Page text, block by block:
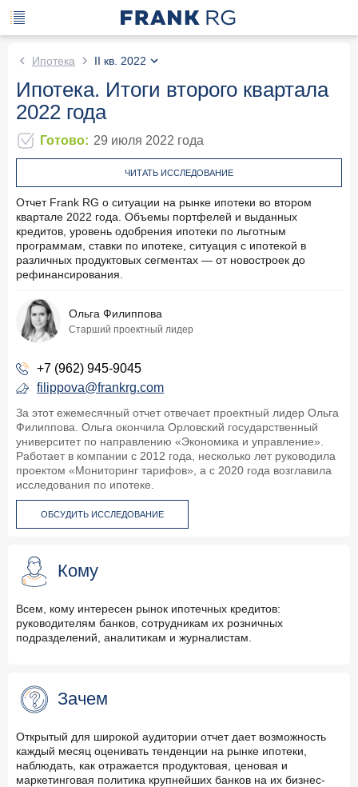
Ипотека II кв. 2022
Ипотека. Итоги второго квартала
2022 года
Готово: 29 июля 2022 года
ЧИТАТЬ ИССЛЕДОВАНИЕ
Отчет Frank RG о ситуации на рынке ипотеки во втором
квартале 2022 года. Объемы портфелей и выданных
кредитов, уровень одобрения ипотеки по льготным
программам, ставки по ипотеке, ситуация с ипотекой в
различных продуктовых сегментах — от новостроек до
рефинансирования.
Ольга Филиппова
Старший проектный лидер
+7 (962) 945-9045
filippova@frankrg.com
За этот ежемесячный отчет отвечает проектный лидер Ольга
Филиппова. Ольга окончила Орловский государственный
университет по направлению «Экономика и управление».
Работает в компании с 2012 года, несколько лет руководила
проектом «Мониторинг тарифов», а с 2020 года возглавила
исследования по ипотеке.
ОБСУДИТЬ ИССЛЕДОВАНИЕ
Кому
Всем, кому интересен рынок ипотечных кредитов:
руководителям банков, сотрудникам их розничных
подразделений, аналитикам и журналистам.
Зачем
Открытый для широкой аудитории отчет дает возможность
каждый месяц оценивать тенденции на рынке ипотеки,
наблюдать, как отражается продуктовая, ценовая и
маркетинговая политика крупнейших банков на их бизнес-